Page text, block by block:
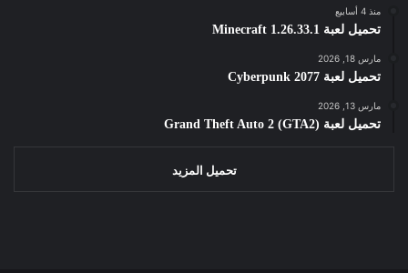
منذ 4 أسابيع
تحميل لعبة Minecraft 1.26.33.1
مارس 18, 2026
تحميل لعبة Cyberpunk 2077
مارس 13, 2026
تحميل لعبة Grand Theft Auto 2 (GTA2)
تحميل المزيد